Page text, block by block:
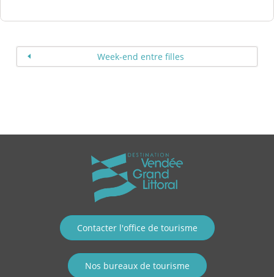
Week-end entre filles
Contacter l'office de tourisme
Nos bureaux de tourisme